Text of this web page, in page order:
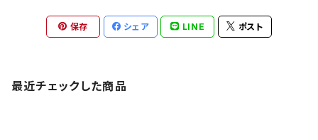
保存 シェア LINE ポスト
最近チェックした商品